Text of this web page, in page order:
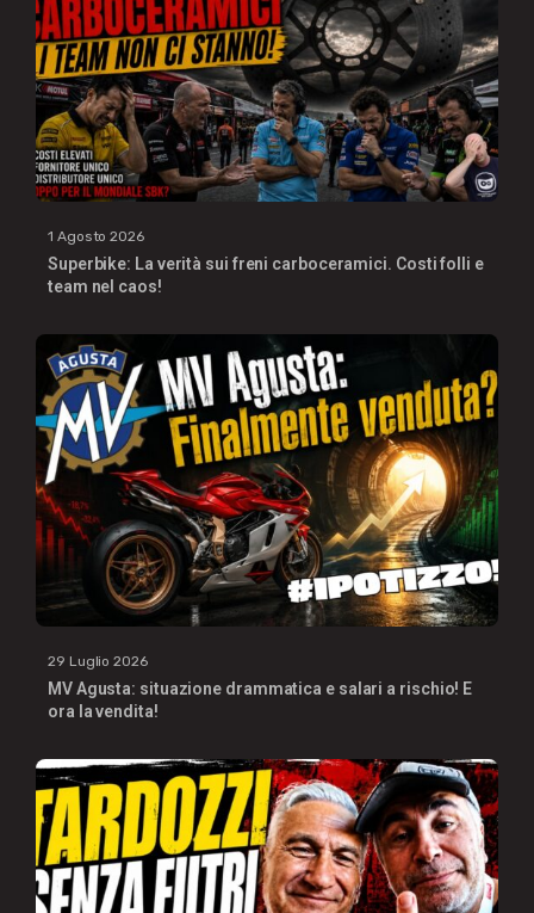
1 Agosto 2026
Superbike: La verità sui freni carboceramici. Costi folli e
team nel caos!
29 Luglio 2026
MV Agusta: situazione drammatica e salari a rischio! E
ora la vendita!